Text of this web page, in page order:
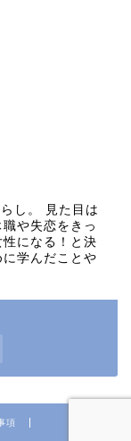
し。 見た目は
や失恋をきっ
になる！と決
学んだことや
項